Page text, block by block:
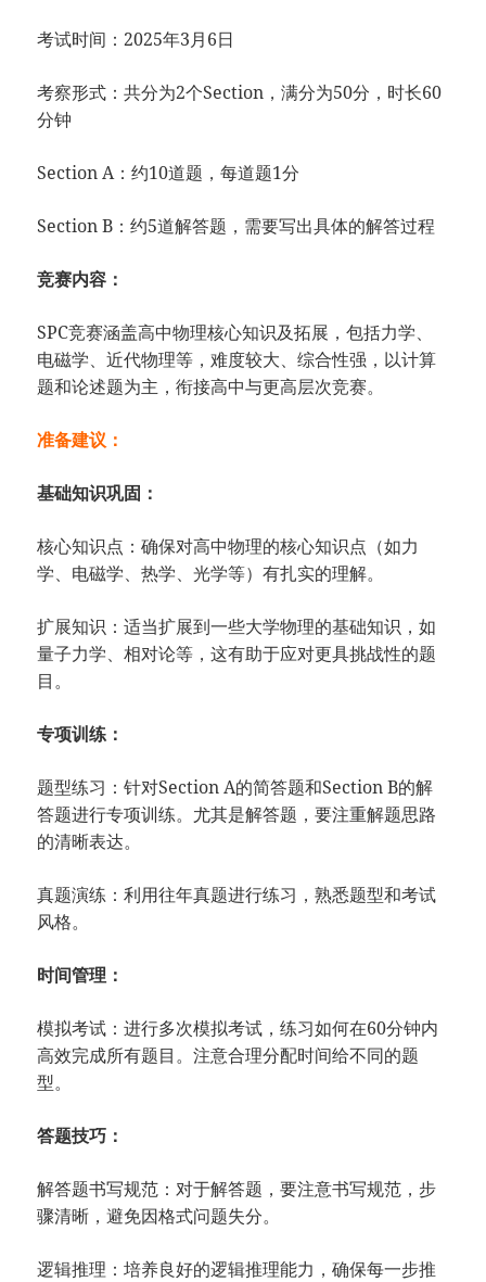
考试时间：2025年3月6日
考察形式：共分为2个Section，满分为50分，时长60
分钟
Section A：约10道题，每道题1分
Section B：约5道解答题，需要写出具体的解答过程
竞赛内容：
SPC竞赛涵盖高中物理核心知识及拓展，包括力学、
电磁学、近代物理等，难度较大、综合性强，以计算
题和论述题为主，衔接高中与更高层次竞赛。
准备建议：
基础知识巩固：
核心知识点：确保对高中物理的核心知识点（如力
学、电磁学、热学、光学等）有扎实的理解。
扩展知识：适当扩展到一些大学物理的基础知识，如
量子力学、相对论等，这有助于应对更具挑战性的题
目。
专项训练：
题型练习：针对Section A的简答题和Section B的解
答题进行专项训练。尤其是解答题，要注重解题思路
的清晰表达。
真题演练：利用往年真题进行练习，熟悉题型和考试
风格。
时间管理：
模拟考试：进行多次模拟考试，练习如何在60分钟内
高效完成所有题目。注意合理分配时间给不同的题
型。
答题技巧：
解答题书写规范：对于解答题，要注意书写规范，步
骤清晰，避免因格式问题失分。
逻辑推理：培养良好的逻辑推理能力，确保每一步推